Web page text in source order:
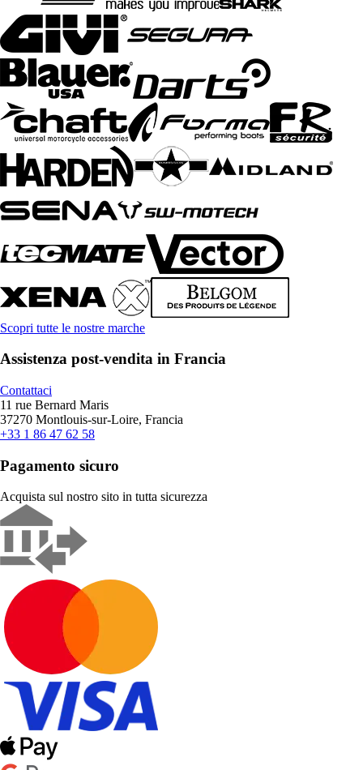
Scopri tutte le nostre marche
Assistenza post-vendita in Francia
Contattaci
11 rue Bernard Maris
37270 Montlouis-sur-Loire, Francia
+33 1 86 47 62 58
Pagamento sicuro
Acquista sul nostro sito in tutta sicurezza